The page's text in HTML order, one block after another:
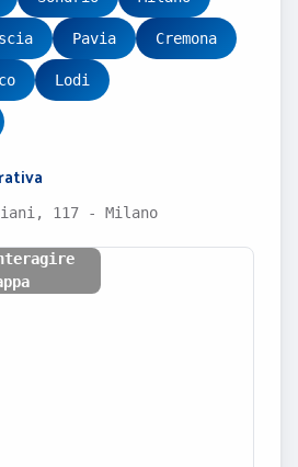
Pavia Cremona
Lodi
117 - Milano